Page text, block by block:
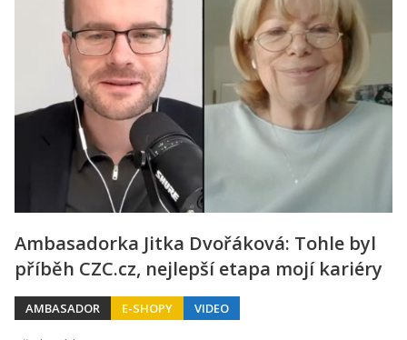
Ambasadorka Jitka Dvořáková: Tohle byl
příběh CZC.cz, nejlepší etapa mojí kariéry
AMBASADOR E-SHOPY VIDEO